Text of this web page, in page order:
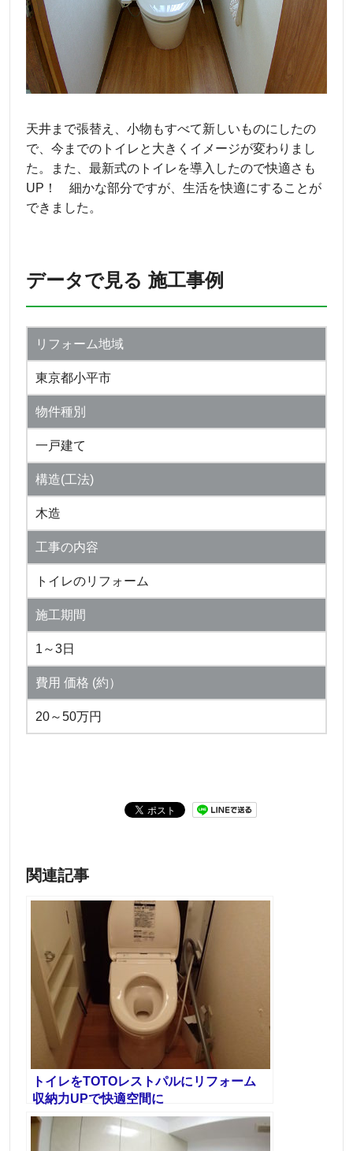
天井まで張替え、小物もすべて新しいものにしたの
で、今までのトイレと大きくイメージが変わりまし
た。また、最新式のトイレを導入したので快適さも
UP！ 細かな部分ですが、生活を快適にすることが
できました。
データで見る 施工事例
リフォーム地域
東京都小平市
物件種別
一戸建て
構造(工法)
木造
工事の内容
トイレのリフォーム
施工期間
1～3日
費用 価格 (約）
20～50万円
関連記事
トイレをTOTOレストパルにリフォーム
収納力UPで快適空間に